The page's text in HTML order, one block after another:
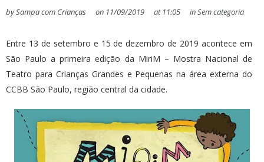
bySampa com Crianças on 11/09/2019 at 11:05 inSem categoria
Entre 13 de setembro e 15 de dezembro de 2019 acontece em
São Paulo a primeira edição da MiriM – Mostra Nacional de
Teatro para Crianças Grandes e Pequenas na área externa do
CCBB São Paulo, região central da cidade.